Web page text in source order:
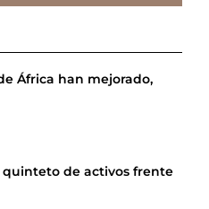
África han mejorado,
de activos frente